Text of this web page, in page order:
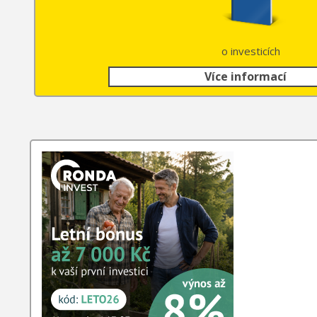
o investicích
Více informací